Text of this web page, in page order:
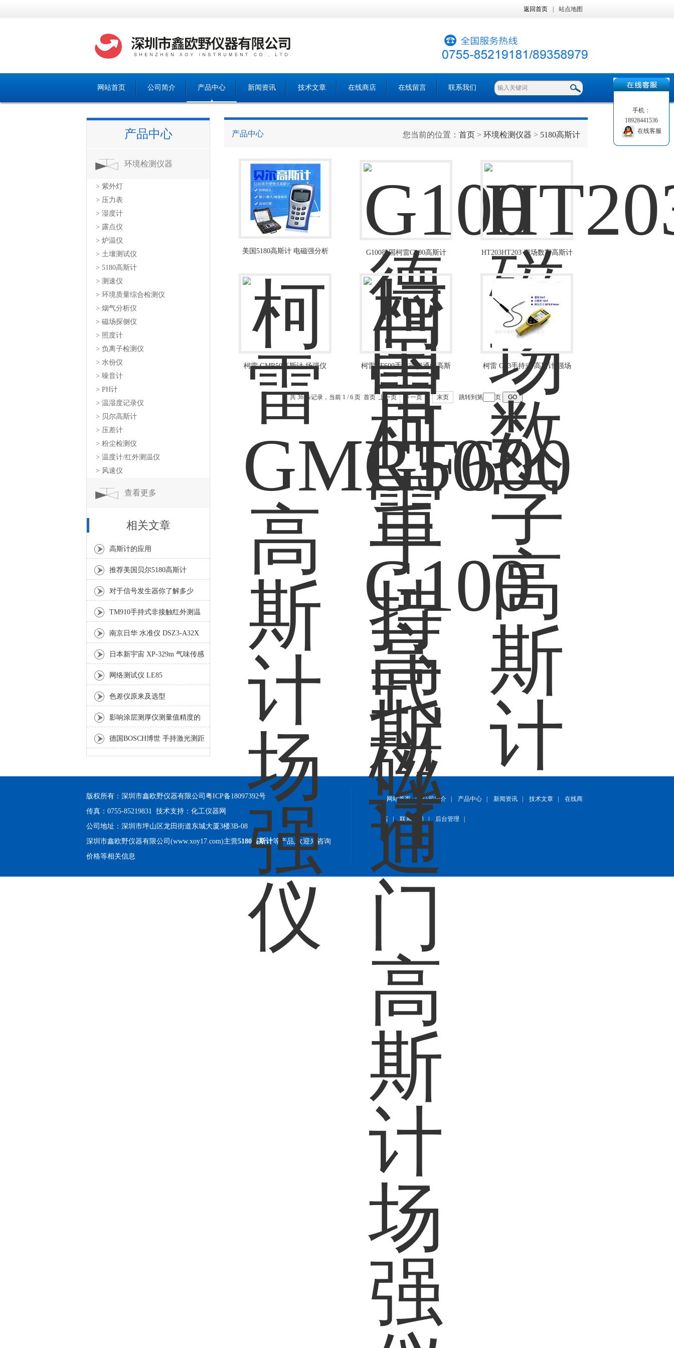
返回首页 站点地图
网站首页 公司简介 产品中心 新闻资讯 技术文章 在线商店 在线留言 联系我们
产品中心
环境检测仪器
> 紫外灯
> 压力表
> 湿度计
> 露点仪
> 炉温仪
> 土壤测试仪
> 5180高斯计
> 测速仪
> 环境质量综合检测仪
> 烟气分析仪
> 磁场探侧仪
> 照度计
> 负离子检测仪
> 水份仪
> 噪音计
> PH计
> 温湿度记录仪
> 贝尔高斯计
> 压差计
> 粉尘检测仪
> 温度计/红外测温仪
> 风速仪
查看更多
相关文章
高斯计的应用
推荐美国贝尔5180高斯计
对于信号发生器你了解多少
呢？
TM910手持式非接触红外测温
仪
南京日华 水准仪 DSZ3-A32X
日本新宇宙 XP-329m 气味传感
器
网络测试仪 LE85
色差仪原来及选型
影响涂层测厚仪测量值精度的
因素
德国BOSCH博世 手持激光测距
仪GLM150
产品中心 您当前的位置： 首页 > 环境检测仪器 > 5180高斯计
美国5180高斯计 电磁强分析
G100德国柯雷G100高斯计 HT203HT203 磁场数字高斯计
柯雷 GMR50高斯计 场强仪
柯雷GF600手持式磁通门高斯
计场强仪
柯雷 G93手持式 高斯计 强场
仪
共 36 条记录，当前 1 / 6 页 首页 上一页 下一页 末页 跳转到第 页
版权所有：深圳市鑫欧野仪器有限公司 粤ICP备18097392号
传真：0755-85219831 技术支持： 化工仪器网
公司地址：深圳市坪山区龙田街道东城大厦3楼3B-08
深圳市鑫欧野仪器有限公司(www.xoy17.com)主营5180高斯计等产品,欢迎来咨询
价格等相关信息
网站首页 | 公司简介 产品中心 新闻资讯 技术文章 在线商
店 | 联系我们 后台管理
手机：
18928441536
在线客服